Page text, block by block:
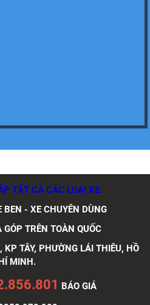
tải Foton 990kg
TẤT CẢ CÁC LOẠI XE:
- XE CHUYÊN DÙNG
TRÊN TOÀN QUỐC
TÂY, PHƯỜNG LÁI THIÊU, HỒ
MINH.
BÁO GIÁ